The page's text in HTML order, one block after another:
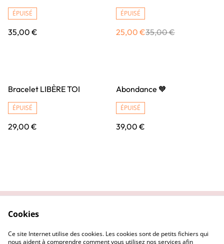
ÉPUISÉ
35,00 €
ÉPUISÉ
25,00 €35,00 €
Bracelet LIBÈRE TOI
ÉPUISÉ
29,00 €
Abondance 🧡
ÉPUISÉ
39,00 €
Politique de
confidentialité
Politique de cookies
Cookies
Ce site Internet utilise des cookies. Les cookies sont de petits fichiers qui
nous aident à comprendre comment vous utilisez nos services afin